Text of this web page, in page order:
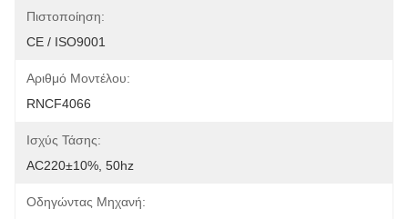
Πιστοποίηση:
CE / ISO9001
Αριθμό Μοντέλου:
RNCF4066
Ισχύς Τάσης:
AC220±10%, 50hz
Οδηγώντας Μηχανή: